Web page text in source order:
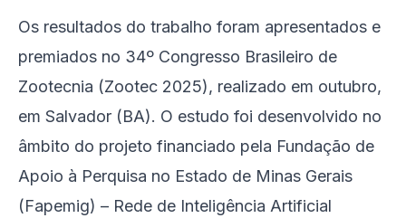
Os resultados do trabalho foram apresentados e
premiados no 34º Congresso Brasileiro de
Zootecnia (Zootec 2025), realizado em outubro,
em Salvador (BA). O estudo foi desenvolvido no
âmbito do projeto financiado pela Fundação de
Apoio à Perquisa no Estado de Minas Gerais
(Fapemig) – Rede de Inteligência Artificial